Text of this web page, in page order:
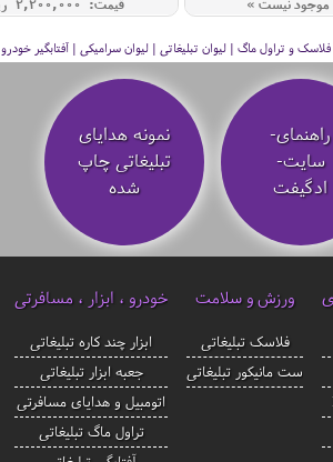
نیست »
قیمت: 2,200,000 ريال
و تراول ماگ | لیوان تبلیغاتی | لیوان سرامیکی | آفتابگیر خودرو
راهنمای-
سایت-
ادگیفت
نمونه هدایای
تبلیغاتی چاپ
شده
ورزش و سلامت
فلاسک تبلیغاتی
ست مانیکور تبلیغاتی
خودرو ، ابزار ، مسافرتی
ابزار چند کاره تبلیغاتی
جعبه ابزار تبلیغاتی
اتومبیل و هدایای مسافرتی
تراول ماگ تبلیغاتی